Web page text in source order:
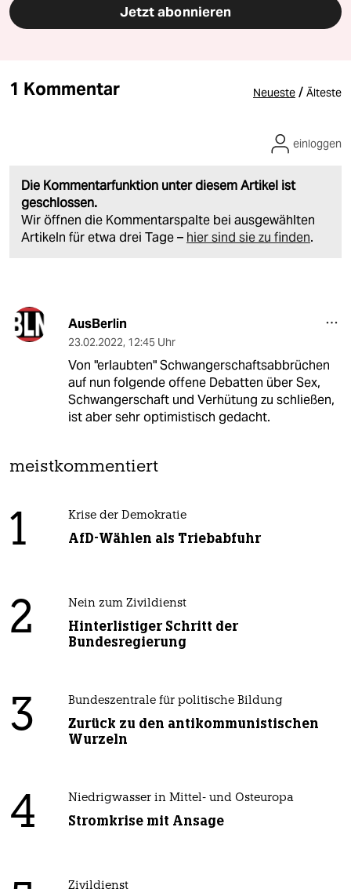
Jetzt abonnieren
1 Kommentar Neueste / Älteste
Die Kommentarfunktion unter diesem Artikel ist
geschlossen.
Wir öffnen die Kommentarspalte bei ausgewählten
Artikeln für etwa drei Tage – hier sind sie zu finden.
einloggen
AusBerlin
23.02.2022, 12:45 Uhr
Von "erlaubten" Schwangerschaftsabbrüchen
auf nun folgende offene Debatten über Sex,
Schwangerschaft und Verhütung zu schließen,
ist aber sehr optimistisch gedacht.
meistkommentiert
1 Krise der Demokratie
AfD-Wählen als Triebabfuhr
2 Nein zum Zivildienst
Hinterlistiger Schritt der
Bundesregierung
3 Bundeszentrale für politische Bildung
Zurück zu den antikommunistischen
Wurzeln
4 Niedrigwasser in Mittel- und Osteuropa
Stromkrise mit Ansage
Zivildienst